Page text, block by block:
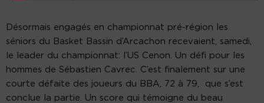
Désormais engagés en championnat pré-région les
séniors du Basket Bassin d’Arcachon recevaient, samedi,
le leader du championnat: l’US Cenon. Un défi pour les
hommes de Sébastien Cavrec. C’est finalement sur une
courte défaite des joueurs du BBA, 72 à 79, que s’est
conclue la partie. Un score qui témoigne du beau